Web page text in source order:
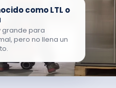
como LTL o
grande para
pero no llena un